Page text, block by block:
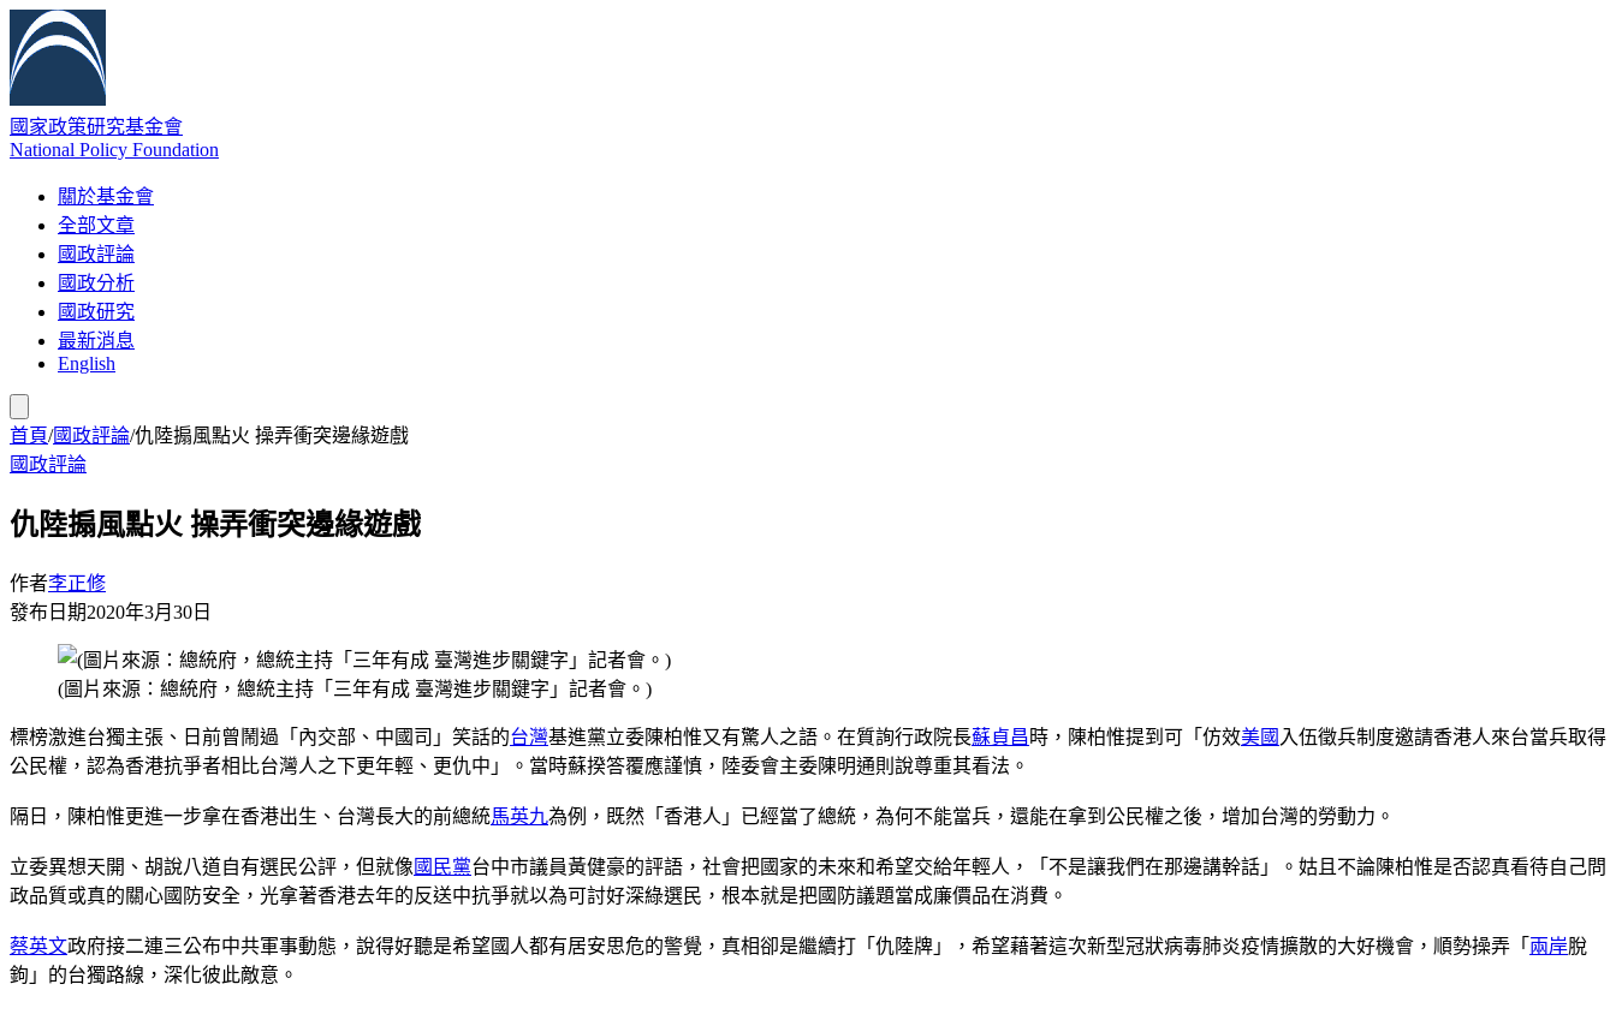
國家政策研究基金會
National Policy Foundation
關於基金會
全部文章
國政評論
國政分析
國政研究
最新消息
English
首頁/國政評論/仇陸搧風點火 操弄衝突邊緣遊戲
國政評論
仇陸搧風點火 操弄衝突邊緣遊戲
作者李正修
發布日期2020年3月30日
(圖片來源：總統府，總統主持「三年有成 臺灣進步關鍵字」記者會。)
標榜激進台獨主張、日前曾鬧過「內交部、中國司」笑話的台灣基進黨立委陳柏惟又有驚人之語。在質詢行政院長蘇貞昌時，陳柏惟提到可「仿效美國 入伍徵兵制度邀請香港人來台當兵取得
公民權，認為香港抗爭者相比台灣人之下更年輕、更仇中」。當時蘇揆答覆應謹慎，陸委會主委陳明通則說尊重其看法。
隔日，陳柏惟更進一步拿在香港出生、台灣長大的前總統馬英九為例，既然「香港人」已經當了總統，為何不能當兵，還能在拿到公民權之後，增加台灣的勞動力。
立委異想天開、胡說八道自有選民公評，但就像 國民黨台中市議員黃健豪的評語，社會把國家的未來和希望交給年輕人，「不是讓我們在那邊講幹話」。姑且不論陳柏惟是否認真看待自己問
政品質或真的關心國防安全，光拿著香港去年的反送中抗爭就以為可討好深綠選民，根本就是把國防議題當成廉價品在消費。
蔡英文政府接二連三公布中共軍事動態，說得好聽是希望國人都有居安思危的警覺，真相卻是繼續打「仇陸牌」，希望藉著這次新型冠狀病毒肺炎疫情擴散的大好機會，順勢操弄「 兩岸脫
鉤」的台獨路線，深化彼此敵意。